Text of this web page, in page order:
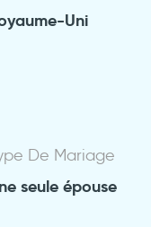
Uni
De Mariage
seule épouse